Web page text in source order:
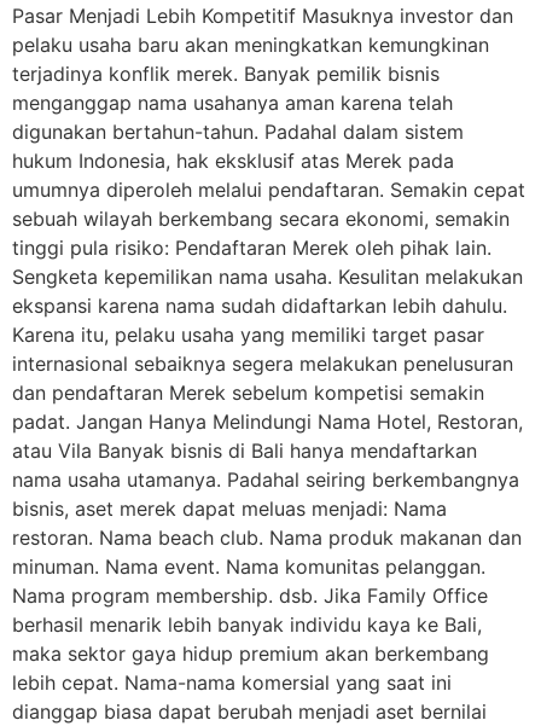
Pasar Menjadi Lebih Kompetitif Masuknya investor dan
pelaku usaha baru akan meningkatkan kemungkinan
terjadinya konflik merek. Banyak pemilik bisnis
menganggap nama usahanya aman karena telah
digunakan bertahun-tahun. Padahal dalam sistem
hukum Indonesia, hak eksklusif atas Merek pada
umumnya diperoleh melalui pendaftaran. Semakin cepat
sebuah wilayah berkembang secara ekonomi, semakin
tinggi pula risiko: Pendaftaran Merek oleh pihak lain.
Sengketa kepemilikan nama usaha. Kesulitan melakukan
ekspansi karena nama sudah didaftarkan lebih dahulu.
Karena itu, pelaku usaha yang memiliki target pasar
internasional sebaiknya segera melakukan penelusuran
dan pendaftaran Merek sebelum kompetisi semakin
padat. Jangan Hanya Melindungi Nama Hotel, Restoran,
atau Vila Banyak bisnis di Bali hanya mendaftarkan
nama usaha utamanya. Padahal seiring berkembangnya
bisnis, aset merek dapat meluas menjadi: Nama
restoran. Nama beach club. Nama produk makanan dan
minuman. Nama event. Nama komunitas pelanggan.
Nama program membership. dsb. Jika Family Office
berhasil menarik lebih banyak individu kaya ke Bali,
maka sektor gaya hidup premium akan berkembang
lebih cepat. Nama-nama komersial yang saat ini
dianggap biasa dapat berubah menjadi aset bernilai